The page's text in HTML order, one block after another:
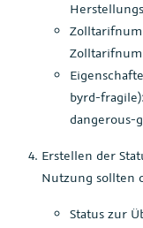
byrd-
dangerous-
Erstellen der
Nutzung sollten
Status zur